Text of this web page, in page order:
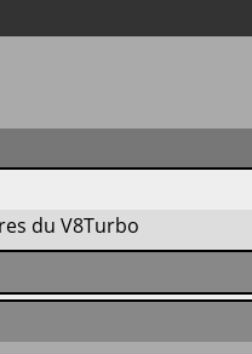
du V8Turbo